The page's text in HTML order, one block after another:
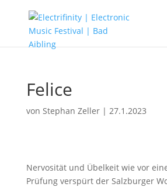
Felice
von Stephan Zeller| 27.1.2023
Nervosität und Übelkeit wie vor
Prüfung verspürt der Salzburger